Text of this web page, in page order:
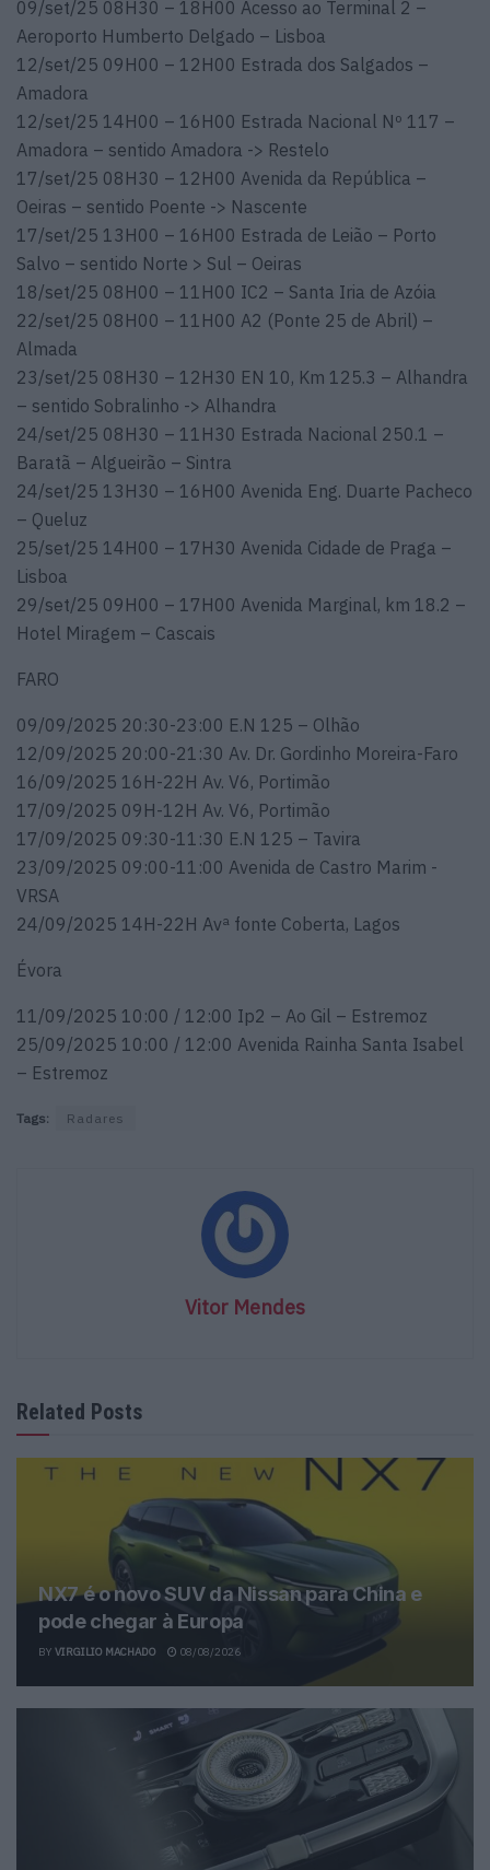
09/set/25 08H30 – 18H00 Acesso ao Terminal 2 –
Aeroporto Humberto Delgado – Lisboa
12/set/25 09H00 – 12H00 Estrada dos Salgados –
Amadora
12/set/25 14H00 – 16H00 Estrada Nacional Nº 117 –
Amadora – sentido Amadora -> Restelo
17/set/25 08H30 – 12H00 Avenida da República –
Oeiras – sentido Poente -> Nascente
17/set/25 13H00 – 16H00 Estrada de Leião – Porto
Salvo – sentido Norte > Sul – Oeiras
18/set/25 08H00 – 11H00 IC2 – Santa Iria de Azóia
22/set/25 08H00 – 11H00 A2 (Ponte 25 de Abril) –
Almada
23/set/25 08H30 – 12H30 EN 10, Km 125.3 – Alhandra
– sentido Sobralinho -> Alhandra
24/set/25 08H30 – 11H30 Estrada Nacional 250.1 –
Baratã – Algueirão – Sintra
24/set/25 13H30 – 16H00 Avenida Eng. Duarte Pacheco
– Queluz
25/set/25 14H00 – 17H30 Avenida Cidade de Praga –
Lisboa
29/set/25 09H00 – 17H00 Avenida Marginal, km 18.2 –
Hotel Miragem – Cascais
FARO
09/09/2025 20:30-23:00 E.N 125 – Olhão
12/09/2025 20:00-21:30 Av. Dr. Gordinho Moreira-Faro
16/09/2025 16H-22H Av. V6, Portimão
17/09/2025 09H-12H Av. V6, Portimão
17/09/2025 09:30-11:30 E.N 125 – Tavira
23/09/2025 09:00-11:00 Avenida de Castro Marim -
VRSA
24/09/2025 14H-22H Avª fonte Coberta, Lagos
Évora
11/09/2025 10:00 / 12:00 Ip2 – Ao Gil – Estremoz
25/09/2025 10:00 / 12:00 Avenida Rainha Santa Isabel
– Estremoz​
Tags: Radares
Vitor Mendes
Related Posts
NX7 é o novo SUV da Nissan para China e
pode chegar à Europa
BY VIRGILIO MACHADO 08/08/2026